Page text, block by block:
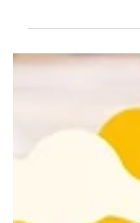
7月3日
活動紀錄
標籤底下是一個
「標籤底下是一個個真
分享。講者碗粿在離開
享故事。呈現無家經驗者